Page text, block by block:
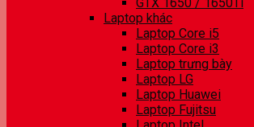
Laptop khác
Laptop Core i5
Laptop Core i3
Laptop trưng bày
Laptop LG
Laptop Huawei
Laptop Fujitsu